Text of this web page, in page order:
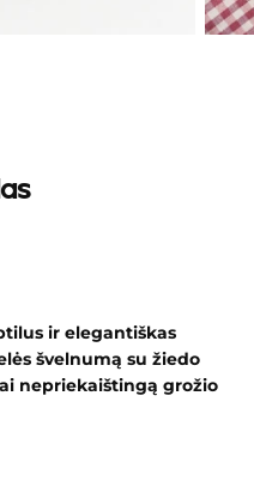
ir elegantiškas
švelnumą su žiedo
nepriekaištingą grožio